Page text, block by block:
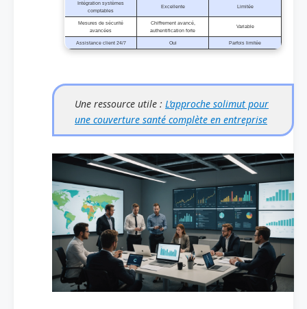
Intégration systèmes
comptables
Excellente Limitée
Mesures de sécurité
avancées
Chiffrement avancé,
authentification forte
Variable
Assistance client 24/7 Oui Parfois limitée
Une ressource utile : L’approche solimut pour
une couverture santé complète en entreprise